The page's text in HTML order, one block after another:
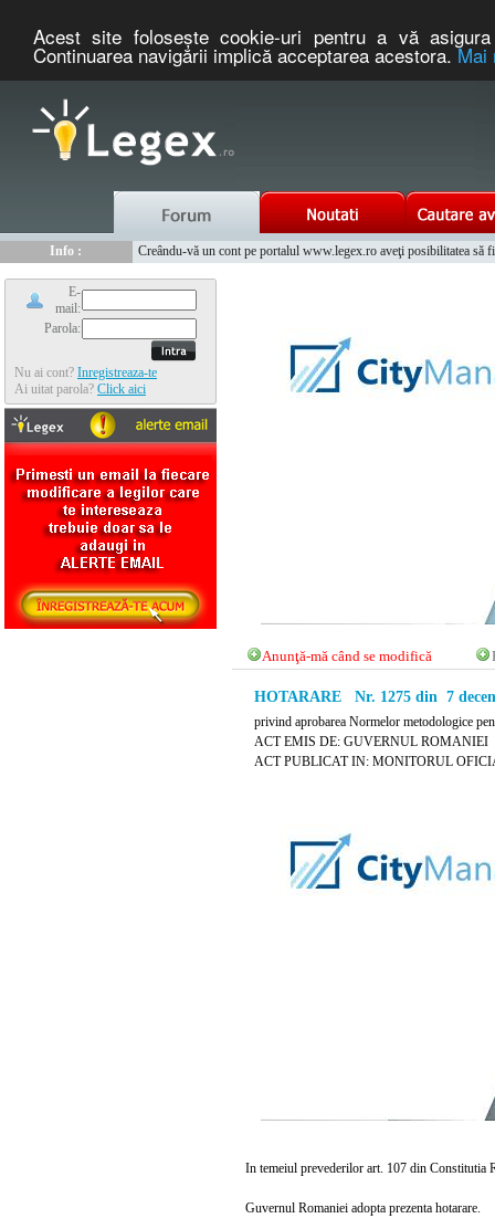
Acest site foloseşte cookie-uri pentru a vă
Continuarea navigării implică acceptarea acestora.Mai
Info :
www.tntauto.ro - Managementul Integrat al Parcului Auto
E-
mail:
Parola:
Nu ai cont? Inregistreaza-te
Ai uitat parola? Click aici
Anunţă-mă când se modifică
HOTARARE Nr. 1275 din 7
privind aprobarea Normelor metodologice
ACT EMIS DE: GUVERNUL ROMANIEI
ACT PUBLICAT IN: MONITORUL
In temeiul prevederilor art. 107 din Constitutia
Guvernul Romaniei adopta prezenta hotarare.